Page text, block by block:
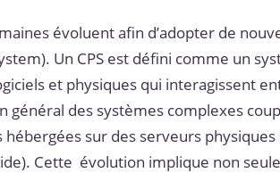
évoluent afin d’adopter de
Un CPS est défini comme un
et physiques qui interagissent
général des systèmes complexes
hébergées sur des serveurs
Cette évolution implique non